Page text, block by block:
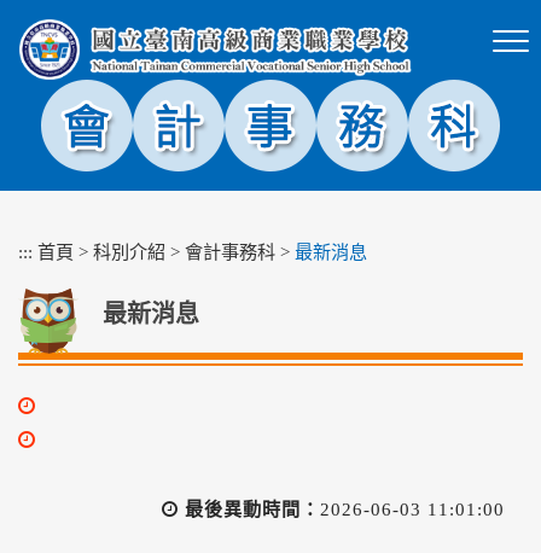
塊
::: 首頁 > 科別介紹 > 會計事務科 > 最新消息
最新消息
最後異動時間： 2026-06-03 11:01:00